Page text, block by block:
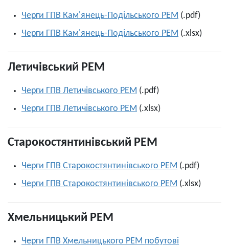
Черги ГПВ Кам'янець-Подільського РЕМ (.pdf)
Черги ГПВ Кам'янець-Подільського РЕМ (.xlsx)
Летичівський РЕМ
Черги ГПВ Летичівського РЕМ (.pdf)
Черги ГПВ Летичівського РЕМ (.xlsx)
Старокостянтинівський РЕМ
Черги ГПВ Старокостянтинівського РЕМ (.pdf)
Черги ГПВ Старокостянтинівського РЕМ (.xlsx)
Хмельницький РЕМ
Черги ГПВ Хмельницького РЕМ побутові